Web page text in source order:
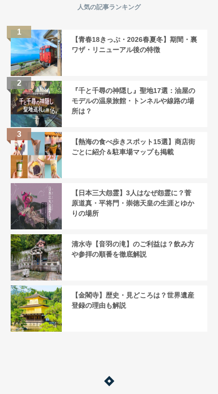
人気の記事ランキング
【青春18きっぷ・2026春夏冬】期間・裏
ワザ・リニューアル後の特徴
『千と千尋の神隠し』聖地17選：油屋の
モデルの温泉旅館・トンネルや線路の場
所は？
【熱海の食べ歩きスポット15選】商店街
ごとに紹介＆駐車場マップも掲載
【日本三大怨霊】3人はなぜ怨霊に？菅
原道真・平将門・崇徳天皇の生涯とゆか
りの場所
清水寺【音羽の滝】のご利益は？飲み方
や参拝の順番を徹底解説
【金閣寺】歴史・見どころは？世界遺産
登録の理由も解説